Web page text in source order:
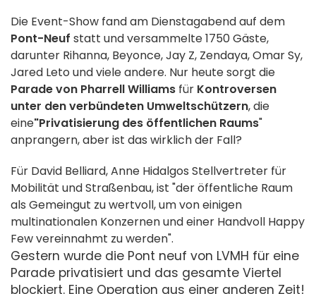
Die Event-Show fand am Dienstagabend auf dem
Pont-Neuf statt und versammelte 1750 Gäste,
darunter Rihanna, Beyonce, Jay Z, Zendaya, Omar Sy,
Jared Leto und viele andere. Nur heute sorgt die
Parade von Pharrell Williams für Kontroversen
unter den verbündeten Umweltschützern, die
eine"Privatisierung des öffentlichen Raums"
anprangern, aber ist das wirklich der Fall?
Für David Belliard, Anne Hidalgos Stellvertreter für
Mobilität und Straßenbau, ist "der öffentliche Raum
als Gemeingut zu wertvoll, um von einigen
multinationalen Konzernen und einer Handvoll Happy
Few vereinnahmt zu werden".
Gestern wurde die Pont neuf von LVMH für eine
Parade privatisiert und das gesamte Viertel
blockiert. Eine Operation aus einer anderen Zeit!